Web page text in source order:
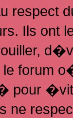
respect
Ils ont
le forum
pour
ne